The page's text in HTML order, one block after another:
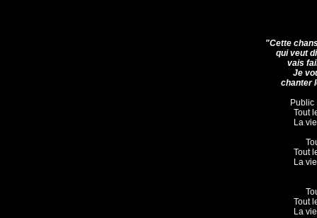
"Cette
qui veut
vais
Je
chanter
Public
Tout
La
Tout
La
Tout
La